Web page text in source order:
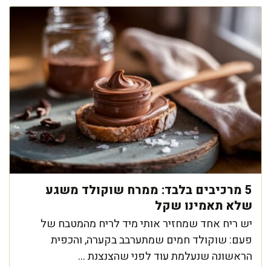
5 מרכיבים בלבד: ממרח שוקולד משגע
שלא תאמינו שקל
יש ריח אחד שמחזיר אותי מיד לריח מהמטבח של
פעם: שוקולד חמים שמתערבב בקערה, והכפית
הראשונה שנעלמת עוד לפני שהצנצנת ...